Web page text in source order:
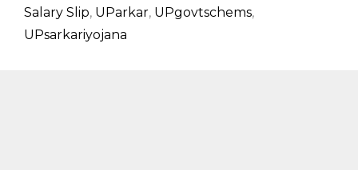
Salary Slip, UParkar, UPgovtschems,
UPsarkariyojana